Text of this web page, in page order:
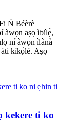
Ń Béèrè
àwọn aṣọ ìbílẹ̀,
ní àwọn ìlànà
kíkọ́lé. Aṣọ
kekere ti ko